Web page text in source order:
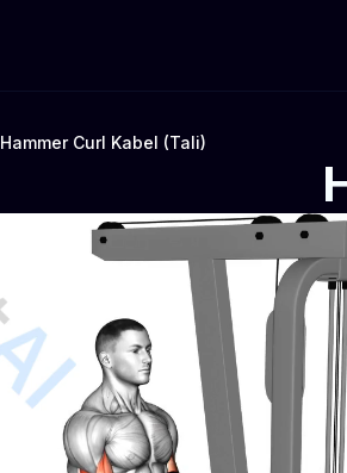
Hammer Curl Kabel (Tali)